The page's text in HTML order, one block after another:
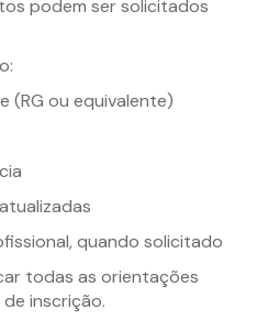
podem ser solicitados
(RG ou equivalente)
quando solicitado
todas as orientações
inscrição.